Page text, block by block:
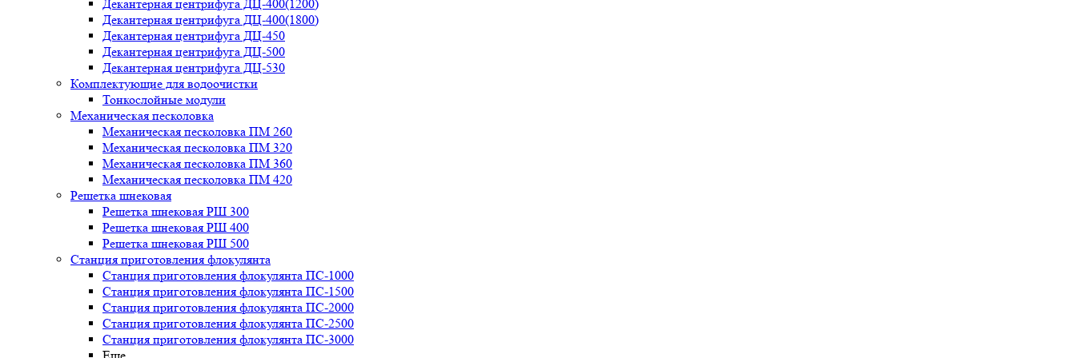
Декантерная центрифуга ДЦ-400(1200)
Декантерная центрифуга ДЦ-400(1800)
Декантерная центрифуга ДЦ-450
Декантерная центрифуга ДЦ-500
Декантерная центрифуга ДЦ-530
Комплектующие для водоочистки
Тонкослойные модули
Механическая песколовка
Механическая песколовка ПM 260
Механическая песколовка ПM 320
Механическая песколовка ПM 360
Механическая песколовка ПM 420
Решетка шнековая
Решетка шнековая РШ 300
Решетка шнековая РШ 400
Решетка шнековая РШ 500
Станция приготовления флокулянта
Станция приготовления флокулянта ПС-1000
Станция приготовления флокулянта ПС-1500
Станция приготовления флокулянта ПС-2000
Станция приготовления флокулянта ПС-2500
Станция приготовления флокулянта ПС-3000